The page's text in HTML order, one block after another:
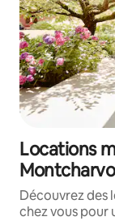
Locations
Découvrez des
chez vous pour